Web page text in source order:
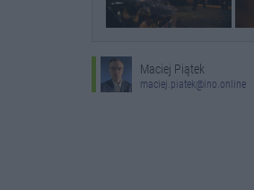
Maciej Piątek
maciej.piatek@ino.online